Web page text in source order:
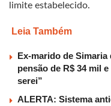
limite estabelecido.
Leia Também
Ex-marido de
pensão de R$ 34 mil
serei”
ALERTA: Sistema